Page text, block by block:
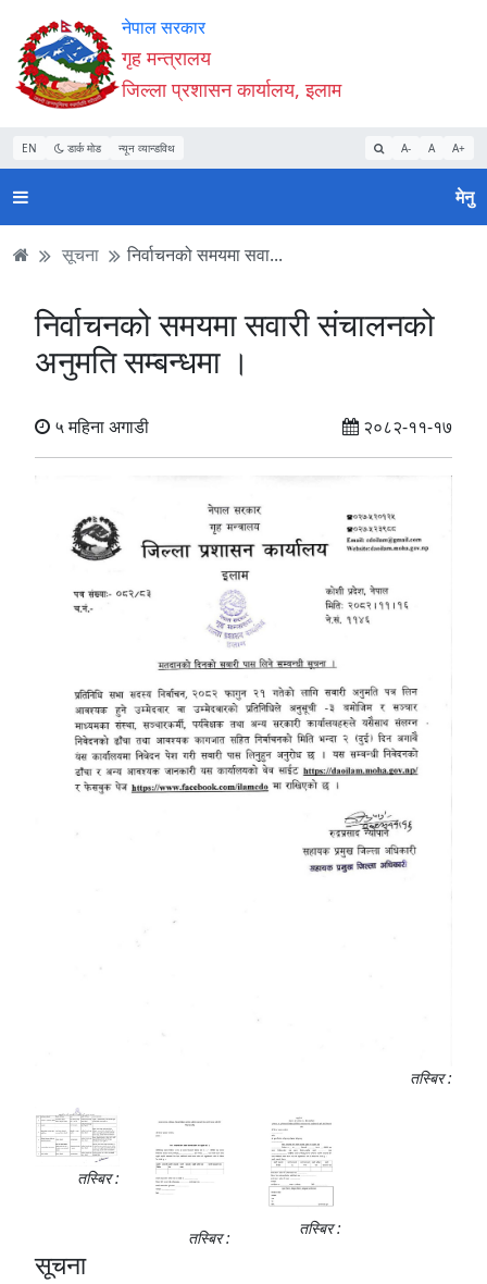
Accessibility
Mode
सुरु
गर्नुहोस्
सामाग्री
पढ्नुहाेस्
नेभिगेसन
पढ्नुहाेस्
वेबसाइट
खोजमा
जानुहोस्
नेपाल सरकार
गृह मन्त्रालय
जिल्ला प्रशासन कार्यालय, इलाम
EN डार्क मोड न्यून व्यान्डविथ A- A A+
मेनु
सूचना निर्वाचनको समयमा सवा...
निर्वाचनको समयमा सवारी संचालनको
अनुमति सम्बन्धमा ।
५ महिना अगाडी २०८२-११-१७
तस्बिर :
तस्बिर :
तस्बिर : तस्बिर :
सूचना